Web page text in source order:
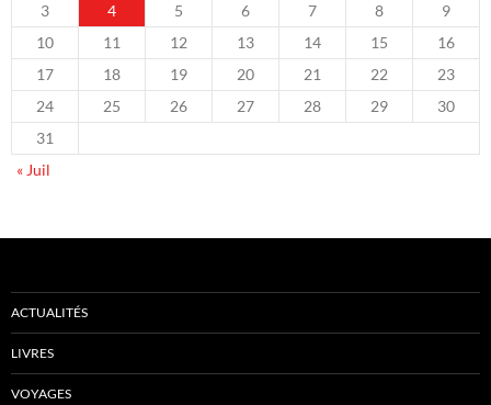
3
4 5 6 7 8
9
10
11 12 13 14 15
16
17
18 19 20 21 22
23
24
25 26 27 28 29
30
31
« Juil
ACTUALITÉS
LIVRES
VOYAGES